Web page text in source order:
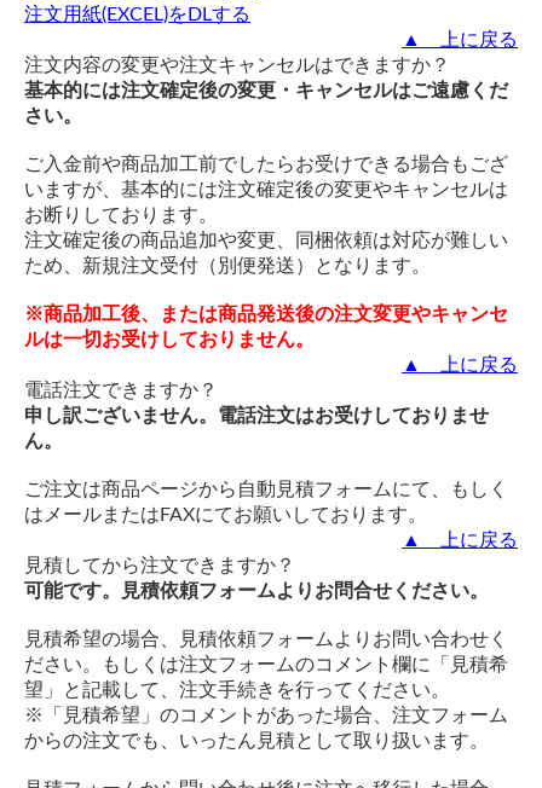
注文用紙(EXCEL)をDLする
▲ 上に戻る
注文内容の変更や注文キャンセルはできますか？
基本的には注文確定後の変更・キャンセルはご遠慮くだ
さい。
ご入金前や商品加工前でしたらお受けできる場合もござ
いますが、基本的には注文確定後の変更やキャンセルは
お断りしております。
注文確定後の商品追加や変更、同梱依頼は対応が難しい
ため、新規注文受付（別便発送）となります。
※商品加工後、または商品発送後の注文変更やキャンセ
ルは一切お受けしておりません。
▲ 上に戻る
電話注文できますか？
申し訳ございません。電話注文はお受けしておりませ
ん。
ご注文は商品ページから自動見積フォームにて、もしく
はメールまたはFAXにてお願いしております。
▲ 上に戻る
見積してから注文できますか？
可能です。見積依頼フォームよりお問合せください。
見積希望の場合、見積依頼フォームよりお問い合わせく
ださい。もしくは注文フォームのコメント欄に「見積希
望」と記載して、注文手続きを行ってください。
※「見積希望」のコメントがあった場合、注文フォーム
からの注文でも、いったん見積として取り扱います。